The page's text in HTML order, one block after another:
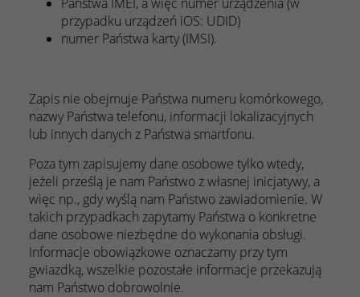
przypadku urządzeń iOS: UDID)
numer Państwa karty (IMSI).
Zapis nie obejmuje Państwa numeru komórkowego,
nazwy Państwa telefonu, informacji lokalizacyjnych
lub innych danych z Państwa smartfonu.
Poza tym zapisujemy dane osobowe tylko wtedy,
jeżeli prześlą je nam Państwo z własnej inicjatywy, a
więc np., gdy wyślą nam Państwo zawiadomienie. W
takich przypadkach zapytamy Państwa o konkretne
dane osobowe niezbędne do wykonania obsługi.
Informacje obowiązkowe oznaczamy przy tym
gwiazdką, wszelkie pozostałe informacje przekazują
nam Państwo dobrowolnie.